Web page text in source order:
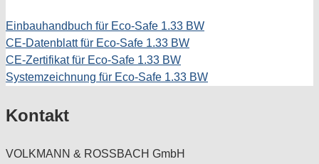
Einbauhandbuch für Eco-Safe 1.33 BW
CE-Datenblatt für Eco-Safe 1.33 BW
CE-Zertifikat für Eco-Safe 1.33 BW
Systemzeichnung für Eco-Safe 1.33 BW
Kontakt
VOLKMANN & ROSSBACH GmbH